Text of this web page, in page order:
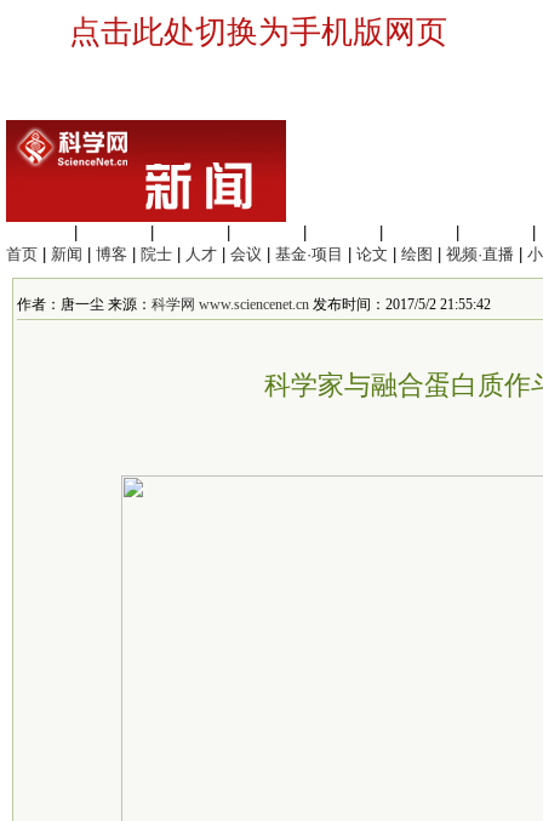
点击此处切换为手机版网页
首页
新闻 博客 院士 人才 会议 基金·项目 论文 绘图 视频·直播
作者：唐一尘 来源： 科学网 www.sciencenet.cn 发布时间：2017/5/2 21:55:42
科学家与融合蛋白质作